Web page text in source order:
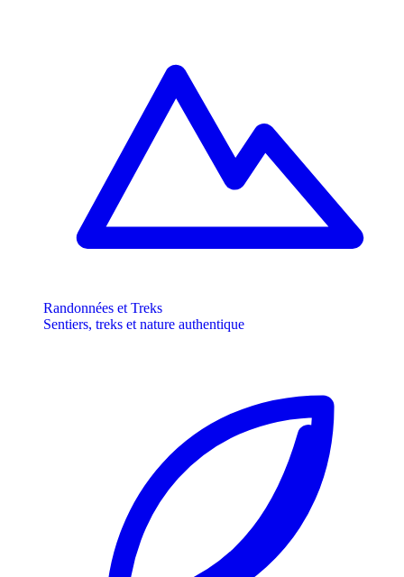
Randonnées et Treks
Sentiers, treks et nature authentique